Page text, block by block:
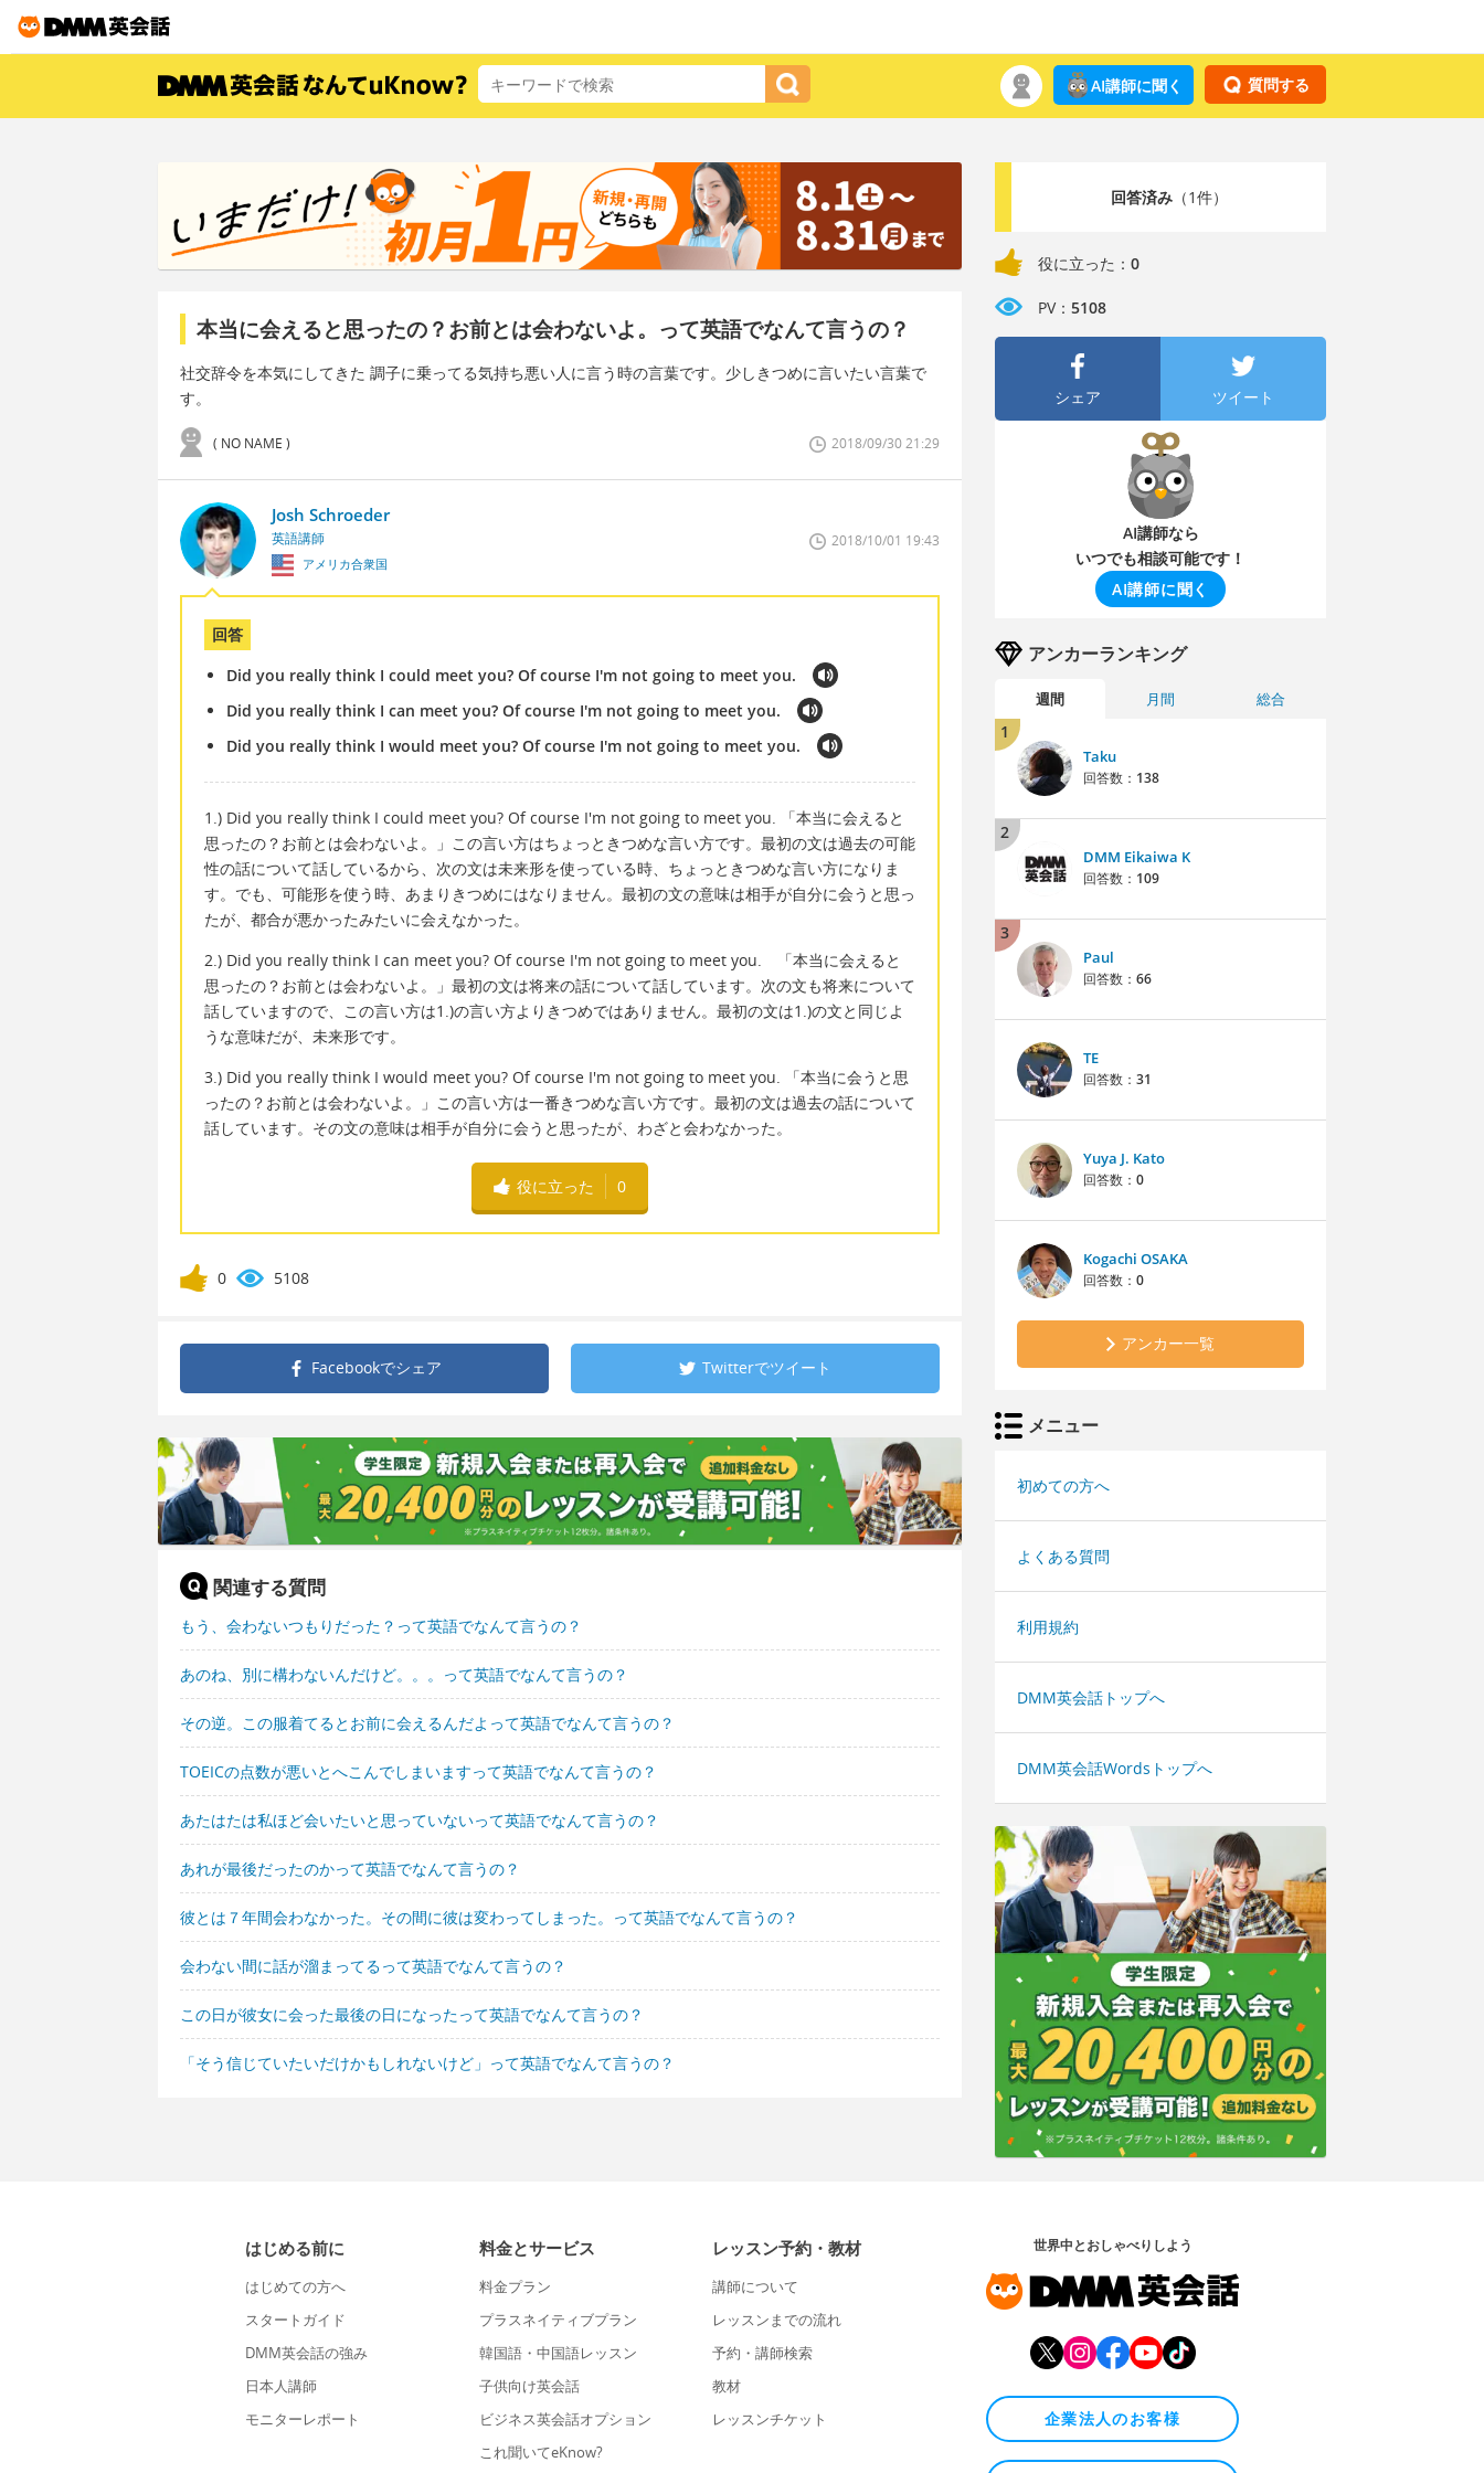
質問する
AI講師に聞く
本当に会えると思ったの？お前とは会わないよ。って英語でなんて言うの？
社交辞令を本気にしてきた 調子に乗ってる気持ち悪い人に言う時の言葉です。少しきつめに言いたい言葉で
す。
( NO NAME ) 2018/09/30 21:29
Josh Schroeder
英語講師
アメリカ合衆国
2018/10/01 19:43
回答
Did you really think I could meet you? Of course I'm not going to meet you.
Did you really think I can meet you? Of course I'm not going to meet you.
Did you really think I would meet you? Of course I'm not going to meet you.
1.) Did you really think I could meet you? Of course I'm not going to meet you. 「本当に会えると
思ったの？お前とは会わないよ。」この言い方はちょっときつめな言い方です。最初の文は過去の可能
性の話について話しているから、次の文は未来形を使っている時、ちょっときつめな言い方になりま
す。でも、可能形を使う時、あまりきつめにはなりません。最初の文の意味は相手が自分に会うと思っ
たが、都合が悪かったみたいに会えなかった。
2.) Did you really think I can meet you? Of course I'm not going to meet you. 「本当に会えると
思ったの？お前とは会わないよ。」最初の文は将来の話について話しています。次の文も将来について
話していますので、この言い方は1.)の言い方よりきつめではありません。最初の文は1.)の文と同じよ
うな意味だが、未来形です。
3.) Did you really think I would meet you? Of course I'm not going to meet you. 「本当に会うと思
ったの？お前とは会わないよ。」この言い方は一番きつめな言い方です。最初の文は過去の話について
話しています。その文の意味は相手が自分に会うと思ったが、わざと会わなかった。
役に立った 0
0 5108
Facebookでシェア Twitterでツイート
関連する質問
もう、会わないつもりだった？って英語でなんて言うの？
あのね、別に構わないんだけど。。。って英語でなんて言うの？
その逆。この服着てるとお前に会えるんだよって英語でなんて言うの？
TOEICの点数が悪いとへこんでしまいますって英語でなんて言うの？
あたはたは私ほど会いたいと思っていないって英語でなんて言うの？
あれが最後だったのかって英語でなんて言うの？
彼とは７年間会わなかった。その間に彼は変わってしまった。って英語でなんて言うの？
会わない間に話が溜まってるって英語でなんて言うの？
この日が彼女に会った最後の日になったって英語でなんて言うの？
「そう信じていたいだけかもしれないけど」って英語でなんて言うの？
回答済み（1件）
役に立った： 0
PV： 5108
シェア ツイート
AI講師なら
いつでも相談可能です！
AI講師に聞く
アンカーランキング
週間 月間 総合
1
Taku
回答数： 138
2
DMM Eikaiwa K
回答数： 109
3
Paul
回答数： 66
TE
回答数： 31
Yuya J. Kato
回答数： 0
Kogachi OSAKA
回答数： 0
アンカー一覧
メニュー
初めての方へ
よくある質問
利用規約
DMM英会話トップへ
DMM英会話Wordsトップへ
はじめる前に
はじめての方へ
スタートガイド
DMM英会話の強み
日本人講師
モニターレポート
料金とサービス
料金プラン
プラスネイティブプラン
韓国語・中国語レッスン
子供向け英会話
ビジネス英会話オプション
これ聞いてeKnow?
レッスン予約・教材
講師について
レッスンまでの流れ
予約・講師検索
教材
レッスンチケット
世界中とおしゃべりしよう
企業法人のお客様